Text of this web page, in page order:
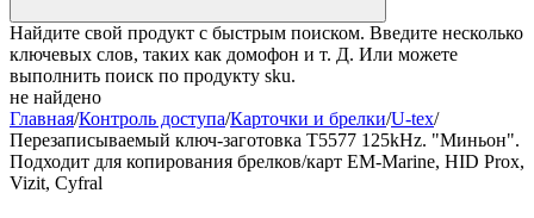
Найдите свой продукт с быстрым поиском. Введите несколько
ключевых слов, таких как домофон и т. Д. Или можете
выполнить поиск по продукту sku.
не найдено
Главная/Контроль доступа/Карточки и брелки/U-tex/
Перезаписываемый ключ-заготовка T5577 125kHz. "Миньон".
Подходит для копирования брелков/карт EM-Marine, HID Prox,
Vizit, Cyfral